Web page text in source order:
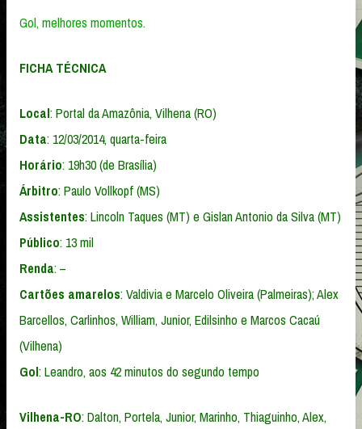
Gol, melhores momentos.
FICHA TÉCNICA
Local: Portal da Amazônia, Vilhena (RO)
Data: 12/03/2014, quarta-feira
Horário: 19h30 (de Brasília)
Árbitro: Paulo Vollkopf (MS)
Assistentes: Lincoln Taques (MT) e Gislan Antonio da Silva (MT)
Público: 13 mil
Renda: –
Cartões amarelos: Valdivia e Marcelo Oliveira (Palmeiras); Alex
Barcellos, Carlinhos, William, Junior, Edilsinho e Marcos Cacaú
(Vilhena)
Gol: Leandro, aos 42 minutos do segundo tempo
Vilhena-RO: Dalton, Portela, Junior, Marinho, Thiaguinho, Alex,